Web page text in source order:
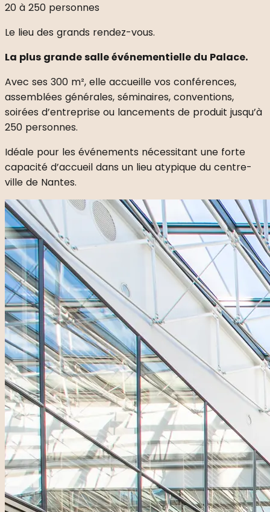
20 à 250 personnes
Le lieu des grands rendez-vous.
La plus grande salle événementielle du Palace.
Avec ses 300 m², elle accueille vos conférences,
assemblées générales, séminaires, conventions,
soirées d’entreprise ou lancements de produit jusqu’à
250 personnes.
Idéale pour les événements nécessitant une forte
capacité d’accueil dans un lieu atypique du centre-
ville de Nantes.